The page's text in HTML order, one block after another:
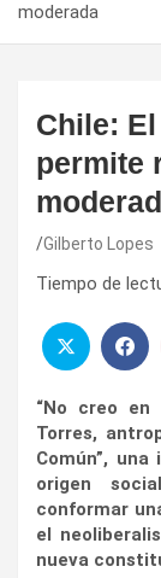
moderada
Chile:
permite
Gilberto Lopes
Tiempo de
“No creo en
Torres,
Común”,
origen
conformar
el
nueva